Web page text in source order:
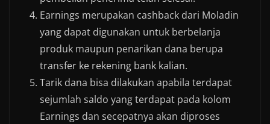
Earnings merupakan cashback dari Moladin
yang dapat digunakan untuk berbelanja
produk maupun penarikan dana berupa
transfer ke rekening bank kalian.
Tarik dana bisa dilakukan apabila terdapat
sejumlah saldo yang terdapat pada kolom
Earnings dan secepatnya akan diproses